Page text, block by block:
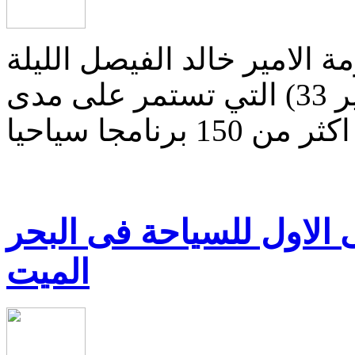
الامير خالد الفيصل الليلة
الماضية فعاليات مهرجان (جدة غير 33) التي تستمر على مدى
الاول للسياحة فى البحر
الميت